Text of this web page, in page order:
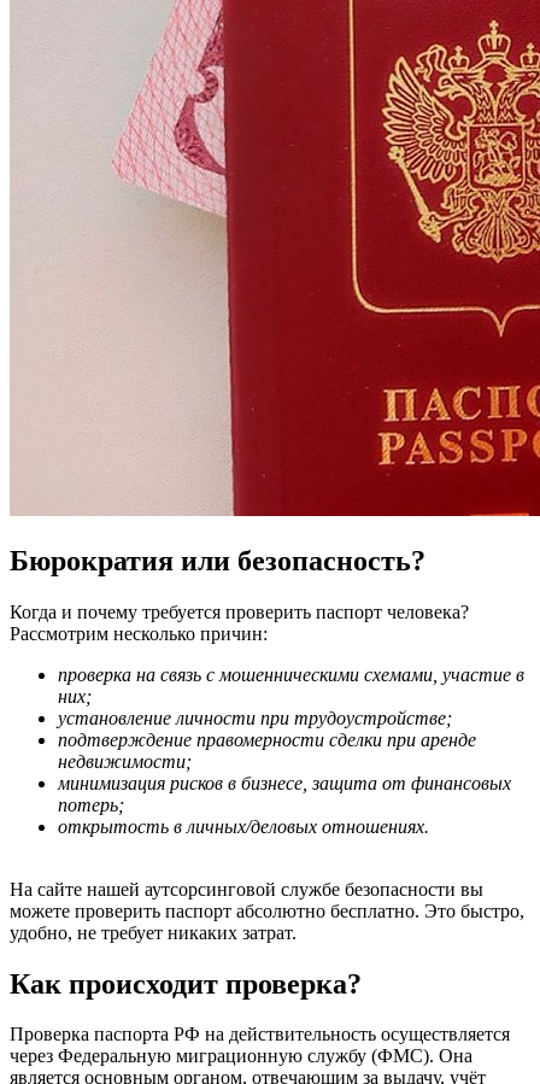
Бюрократия или безопасность?
Когда и почему требуется проверить паспорт человека?
Рассмотрим несколько причин:
проверка на связь с мошенническими схемами, участие в
них;
установление личности при трудоустройстве;
подтверждение правомерности сделки при аренде
недвижимости;
минимизация рисков в бизнесе, защита от финансовых
потерь;
открытость в личных/деловых отношениях.
На сайте нашей аутсорсинговой службе безопасности вы
можете проверить паспорт абсолютно бесплатно. Это быстро,
удобно, не требует никаких затрат.
Как происходит проверка?
Проверка паспорта РФ на действительность осуществляется
через Федеральную миграционную службу (ФМС). Она
является основным органом, отвечающим за выдачу, учёт